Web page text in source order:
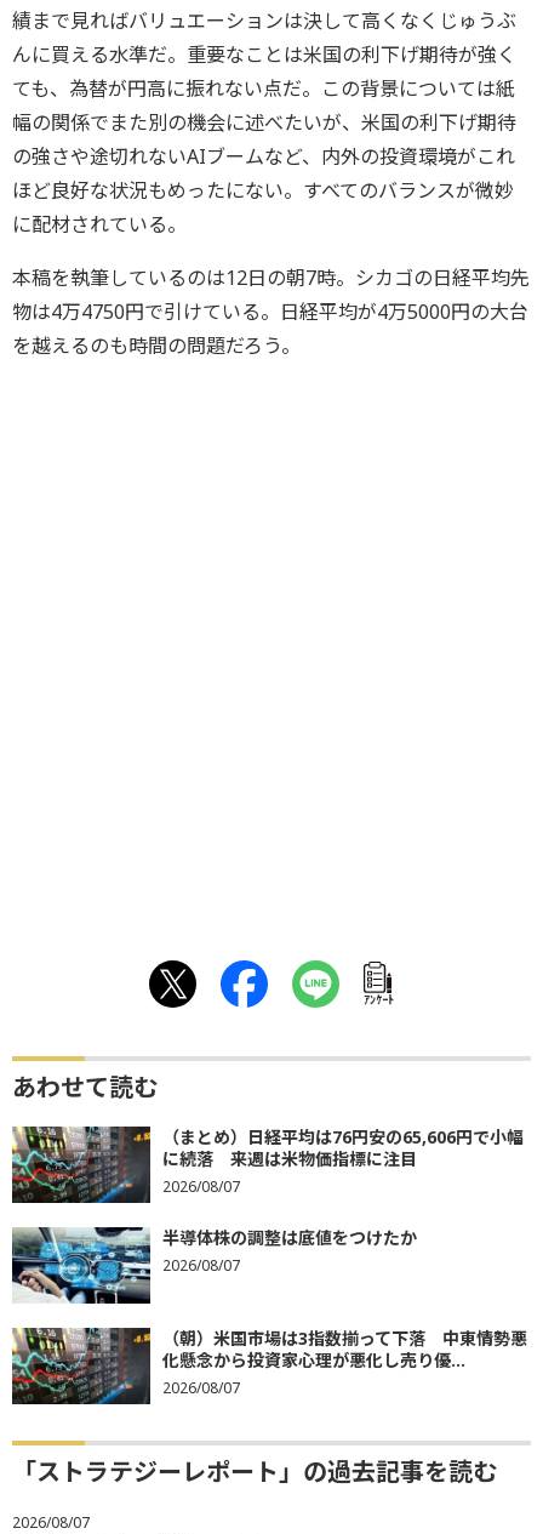
績まで見ればバリュエーションは決して高くなくじゅうぶ
んに買える水準だ。重要なことは米国の利下げ期待が強く
ても、為替が円高に振れない点だ。この背景については紙
幅の関係でまた別の機会に述べたいが、米国の利下げ期待
の強さや途切れないAIブームなど、内外の投資環境がこれ
ほど良好な状況もめったにない。すべてのバランスが微妙
に配材されている。
本稿を執筆しているのは12日の朝7時。シカゴの日経平均先
物は4万4750円で引けている。日経平均が4万5000円の大台
を越えるのも時間の問題だろう。
ｱﾝｹｰﾄ
あわせて読む
（まとめ）日経平均は76円安の65,606円で小幅
に続落 来週は米物価指標に注目
2026/08/07
半導体株の調整は底値をつけたか
2026/08/07
（朝）米国市場は3指数揃って下落 中東情勢悪
化懸念から投資家心理が悪化し売り優...
2026/08/07
「ストラテジーレポート」の過去記事を読む
2026/08/07